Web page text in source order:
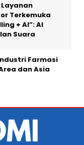
Terkemuka
+ AI”: AI
Suara
Farmasi
dan Asia